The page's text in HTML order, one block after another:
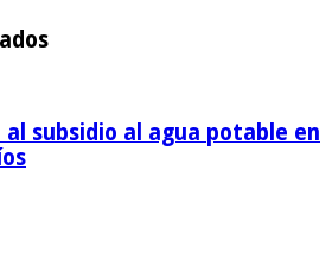
subsidio al agua potable en